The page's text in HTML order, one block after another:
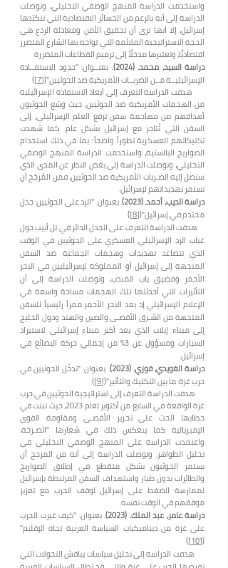
واستخدمت الدراسة المنهج الوصفي التحليلي، وتوصلت
الدراسة إلى أنه بالرغم من الخسائر الاقتصادية التي تتكبّدها
إسرائيل، إلا أنها ترى أن تحقيق الأمن ومعادلة الردع هي
الحجة الاستراتيجية الملائمة التي تواجه بها الشارع المتضرر
اقتصاديًّا، وتعتبرها مدخلًاً إلى ترميم القطاعات المتضررة.
دراسة السيد، محمد. (2024).
بعنــوان: "حدود الاستفــادة
الإسرائيليــة مــن الضربــات الأمريكية ضد الحوثيين"([7]
)
هدفت الدراسة التعرف إلى أبعاد الاستفادة الإسرائيلية
من الهجمات الأمريكية ضد الحوثيين، حيث وسّع الحوثيون
أهدافهم من مهاجمة سفن ترفع العلم الإسرائيلي، إلى
السفن التي تُتاجر مع إسرائيل بشكل عام. كما شهدت
تكتيكاتهم العسكرية تطوراً واضحاً؛ بما في ذلك استخدام
الصواريخ البالستية، واستخدمت الدراسة المنهج الوصفي
التحليلي، وتوصلت الدراسة إلى بغض النظر عن المدى الذي
ستصل إليه الضـربات الأمريكية ضد الحوثيين، فمن المُرجّح أن
تستمر تهديداتهم لإسرائيل.
دراسة الديب، أحمد. (2023)
. بعنوان: "الرد على الحوثيين: جدل
محتدم في إسرائيل"([8]
)
هدفت الدراسة التعرف على الجدل الدائر في تل أبيب حول
غياب الرد الإسرائيلي العسكري على الحوثيين في الوقت
الذي تتصاعد تهديدات وهجمات الجماعة ضد السفن
المتجهة إلى إسرائيل أو المملوكة لإسرائيليين في البحر
الأحمر ومضيق باب المندب، وتوصلت الدراسة إلى أن
التأثيرات التي أحدثتها تلك الهجمات مساحة واسعة في
الإعلام الإسرائيلي إذ يعد البحر الأحمر ممراً رئيسياً للسفن
المتجهة من الشـرق الأقصـى والصين والهند ودول الخليج
إلى ميناء إيلات الذي يعد أكبر ميناء إسرائيلي لاستيراد
السيارات ومسؤول عن 3% من إجمالي حركة البضائع في
إسرائيل.
دراسة الغويدي، فوزي. (2023)
. بعنوان: "تدخّل الحوثيين في
حرب غزة: ما بين التكتيك والتأثير"([9]
)
هدفت الدراسة التعرف إلى استراتيجية الحوثيين في حرب
غزة الواقعة في السابع من أكتوبر لعام 2023، حيث تبنت في
خطابها الحث على تحرير الأقصـى ومقاومة القوى
الإمبريالية كما ينعكس ذلك في شعارها "الصـرخة،
واعتمدت الدراسة على المنهج الوصفي التحليلي في
تحليل الظواهر، وتوصلت الدراسة إلى أنه من المرجح أن
يستمر الحوثيون بشكل متقطع في إطلاق الصواريخ
والطائرات بدون طيار واستهداف السفن المرتبطة بإسرائيل
لممارسة الضغط على إسرائيل لوقف الحرب مع تعزيز
موقفهم في الوقت نفسه.
دراسة عامر، عبد الملك. (2023).
بعنوان: "كيف غيرت الحرب
على غزة من ديناميكيات السياسة العربية تجاه الإقليم"
(
[10]
)
هدفت الدراسة إلى تحليل سياسات يناقش التحولات التي